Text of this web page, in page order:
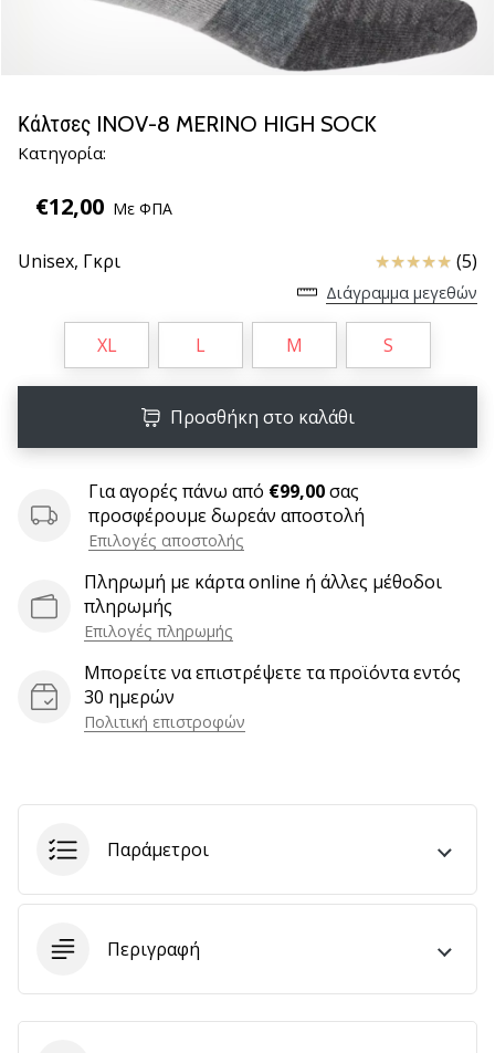
του
βόλεϊ
όπως
Ελάτε
μας
11. 8. 2022
9 λεπτά ανάγνωσης
Weplayvolleyball
Πρόγραμμα
Συνεργατών
Έχετε
σας
ιστότοπο,
φόρουμ
συζητήσεων;
Αφήστε
Κάλτσες INOV-8 MERINO HIGH SOCK
Κατηγορία:
€12,00 Με ΦΠΑ
Unisex, Γκρι Κριτικές (5)
Διάγραμμα μεγεθών
XL L M S
Προσθήκη στο καλάθι
Για αγορές πάνω από €99,00σας
προσφέρουμε δωρεάν αποστολή
Επιλογές αποστολής
Πληρωμή με κάρτα online ή άλλες μέθοδοι
πληρωμής
Επιλογές πληρωμής
Μπορείτε να επιστρέψετε τα προϊόντα εντός
30 ημερών
Πολιτική επιστροφών
Παράμετροι
Περιγραφή